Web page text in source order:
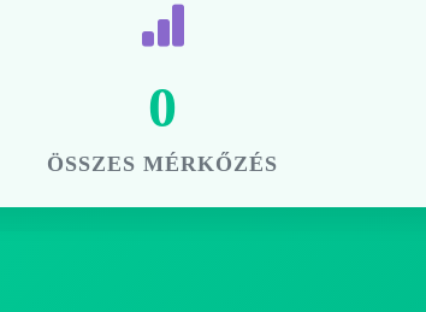
0
ÖSSZES MÉRKŐZÉS